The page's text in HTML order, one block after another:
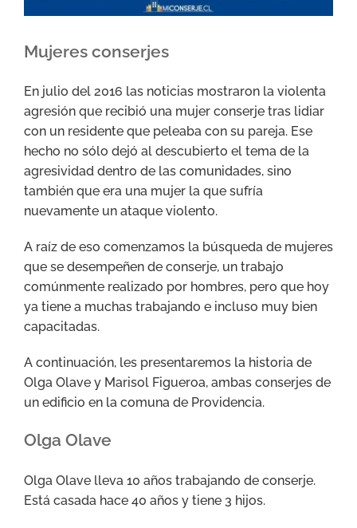
Mujeres conserjes
En julio del 2016 las noticias mostraron la violenta
agresión que recibió una mujer conserje tras lidiar
con un residente que peleaba con su pareja. Ese
hecho no sólo dejó al descubierto el tema de la
agresividad dentro de las comunidades, sino
también que era una mujer la que sufría
nuevamente un ataque violento.
A raíz de eso comenzamos la búsqueda de mujeres
que se desempeñen de conserje, un trabajo
comúnmente realizado por hombres, pero que hoy
ya tiene a muchas trabajando e incluso muy bien
capacitadas.
A continuación, les presentaremos la historia de
Olga Olave y Marisol Figueroa, ambas conserjes de
un edificio en la comuna de Providencia.
Olga Olave
Olga Olave lleva 10 años trabajando de conserje.
Está casada hace 40 años y tiene 3 hijos.